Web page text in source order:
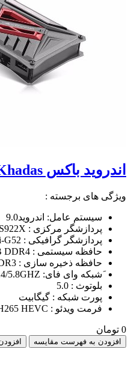
اندروید باکس Khadas مدل VIM3
ویژگی های برجسته :
سیستم عامل: اندروید9.0
پردازشگر مرکزی : Amlogic S922X
پردازشگر گرافیکی : Mali-G52
حافظه سیستمی : 4GB DDR4
حافظه ذخیره سازی : 32GB DDR3
َشبکه وای فای: Dual Band 2.4/5.8GHZ
بلوتوث : 5.0
پورت شبکه : گیگابیت
فرمت ویدئو : 4k@60fps,H265 HEVC
0 تومان
افزودن به فهرست مقایسه